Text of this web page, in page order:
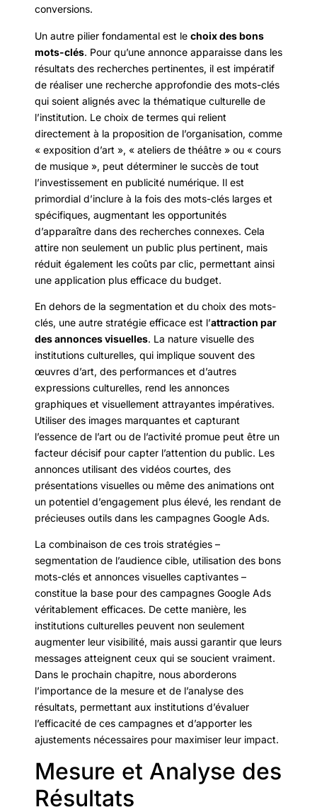
conversions.
Un autre pilier fondamental est le choix des bons
mots-clés. Pour qu’une annonce apparaisse dans les
résultats des recherches pertinentes, il est impératif
de réaliser une recherche approfondie des mots-clés
qui soient alignés avec la thématique culturelle de
l’institution. Le choix de termes qui relient
directement à la proposition de l’organisation, comme
« exposition d’art », « ateliers de théâtre » ou « cours
de musique », peut déterminer le succès de tout
l’investissement en publicité numérique. Il est
primordial d’inclure à la fois des mots-clés larges et
spécifiques, augmentant les opportunités
d’apparaître dans des recherches connexes. Cela
attire non seulement un public plus pertinent, mais
réduit également les coûts par clic, permettant ainsi
une application plus efficace du budget.
En dehors de la segmentation et du choix des mots-
clés, une autre stratégie efficace est l’attraction par
des annonces visuelles. La nature visuelle des
institutions culturelles, qui implique souvent des
œuvres d’art, des performances et d’autres
expressions culturelles, rend les annonces
graphiques et visuellement attrayantes impératives.
Utiliser des images marquantes et capturant
l’essence de l’art ou de l’activité promue peut être un
facteur décisif pour capter l’attention du public. Les
annonces utilisant des vidéos courtes, des
présentations visuelles ou même des animations ont
un potentiel d’engagement plus élevé, les rendant de
précieuses outils dans les campagnes Google Ads.
La combinaison de ces trois stratégies –
segmentation de l’audience cible, utilisation des bons
mots-clés et annonces visuelles captivantes –
constitue la base pour des campagnes Google Ads
véritablement efficaces. De cette manière, les
institutions culturelles peuvent non seulement
augmenter leur visibilité, mais aussi garantir que leurs
messages atteignent ceux qui se soucient vraiment.
Dans le prochain chapitre, nous aborderons
l’importance de la mesure et de l’analyse des
résultats, permettant aux institutions d’évaluer
l’efficacité de ces campagnes et d’apporter les
ajustements nécessaires pour maximiser leur impact.
Mesure et Analyse des
Résultats